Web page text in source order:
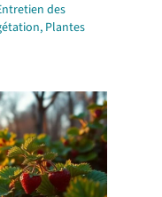
des
, Plantes